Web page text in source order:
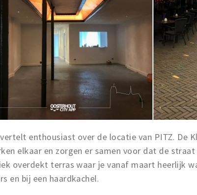
enthousiast over de locatie van PITZ. De
elkaar en zorgen er samen voor dat de
overdekt terras waar je vanaf maart heerlijk
en bij een haardkachel.